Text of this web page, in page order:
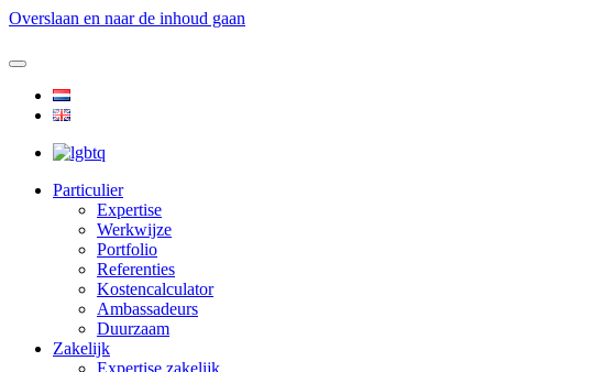
Overslaan en naar de inhoud gaan
Particulier
Expertise
Werkwijze
Portfolio
Referenties
Kostencalculator
Ambassadeurs
Duurzaam
Zakelijk
Expertise zakelijk